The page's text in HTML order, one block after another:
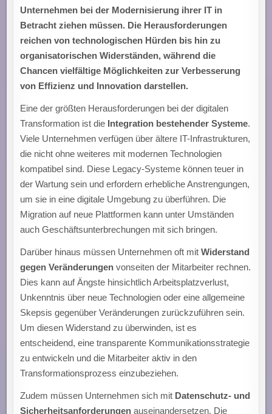
Unternehmen bei der Modernisierung ihrer IT in
Betracht ziehen müssen. Die Herausforderungen
reichen von technologischen Hürden bis hin zu
organisatorischen Widerständen, während die
Chancen vielfältige Möglichkeiten zur Verbesserung
von Effizienz und Innovation darstellen.
Eine der größten Herausforderungen bei der digitalen
Transformation ist die Integration bestehender Systeme.
Viele Unternehmen verfügen über ältere IT-Infrastrukturen,
die nicht ohne weiteres mit modernen Technologien
kompatibel sind. Diese Legacy-Systeme können teuer in
der Wartung sein und erfordern erhebliche Anstrengungen,
um sie in eine digitale Umgebung zu überführen. Die
Migration auf neue Plattformen kann unter Umständen
auch Geschäftsunterbrechungen mit sich bringen.
Darüber hinaus müssen Unternehmen oft mitWiderstand
gegen Veränderungen vonseiten der Mitarbeiter rechnen.
Dies kann auf Ängste hinsichtlich Arbeitsplatzverlust,
Unkenntnis über neue Technologien oder eine allgemeine
Skepsis gegenüber Veränderungen zurückzuführen sein.
Um diesen Widerstand zu überwinden, ist es
entscheidend, eine transparente Kommunikationsstrategie
zu entwickeln und die Mitarbeiter aktiv in den
Transformationsprozess einzubeziehen.
Zudem müssen Unternehmen sich mit Datenschutz- und
Sicherheitsanforderungen auseinandersetzen. Die